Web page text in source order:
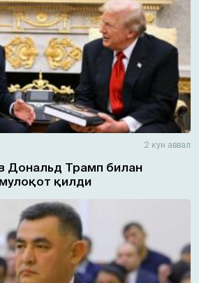
2 кун аввал
Дональд Трамп билан
қилди